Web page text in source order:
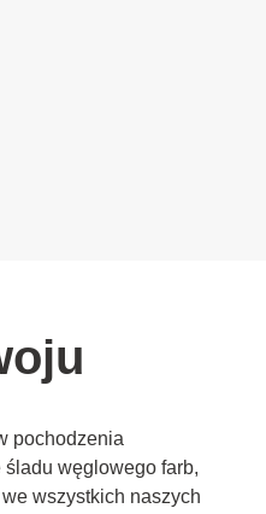
pochodzenia
węglowego farb,
wszystkich naszych